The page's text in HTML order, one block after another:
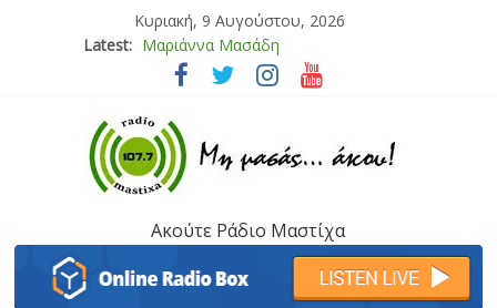
Κυριακή, 9 Αυγούστου, 2026
Latest: Μαριάννα Μασάδη
Τάνια Μπρεάζου
Μάνος Τρυπιάς & Γιώργος Στρατάκης
Ιορδάνης Αγαπητός
Ακούτε Ράδιο Μαστίχα